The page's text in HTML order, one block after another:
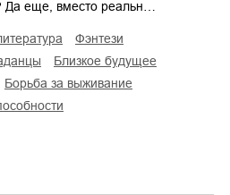
Да еще, вместо реальн…
фэнтези
близкое будущее
борьба за выживание